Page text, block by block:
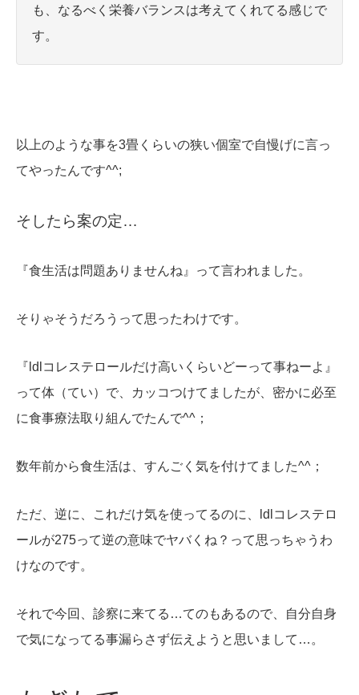
も、なるべく栄養バランスは考えてくれてる感じで
す。
以上のような事を3畳くらいの狭い個室で自慢げに言っ
てやったんです^^;
そしたら案の定…
『食生活は問題ありませんね』って言われました。
そりゃそうだろうって思ったわけです。
『ldlコレステロールだけ高いくらいどーって事ねーよ』
って体（てい）で、カッコつけてましたが、密かに必至
に食事療法取り組んでたんで^^；
数年前から食生活は、すんごく気を付けてました^^；
ただ、逆に、これだけ気を使ってるのに、ldlコレステロ
ールが275って逆の意味でヤバくね？って思っちゃうわ
けなのです。
それで今回、診察に来てる…てのもあるので、自分自身
で気になってる事漏らさず伝えようと思いまして…。